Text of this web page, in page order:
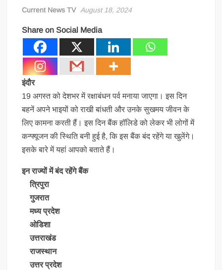
Current News TV August 18, 2024
Share on Social Media
इंदौर
19 अगस्त को देशभर में रक्षाबंधन पर्व मनाया जाएगा। इस दिन
बहनें अपने भाइयों को राखी बांधती और उनके सुखमय जीवन के
लिए कामना करती हैं। इस दिन बैंक हॉलिडे को लेकर भी लोगों में
कन्फ्यूजन की स्थिति बनी हुई है, कि इस बैंक बंद रहेंगे या खुलेंगे।
इसके बारे में यहां आपको बताते हैं।
इन राज्यों में बंद रहेंगे बैंक
त्रिपुरा
गुजरात
मध्य प्रदेश
ओडिशा
उत्तराखंड
राजस्थान
उत्तर प्रदेश